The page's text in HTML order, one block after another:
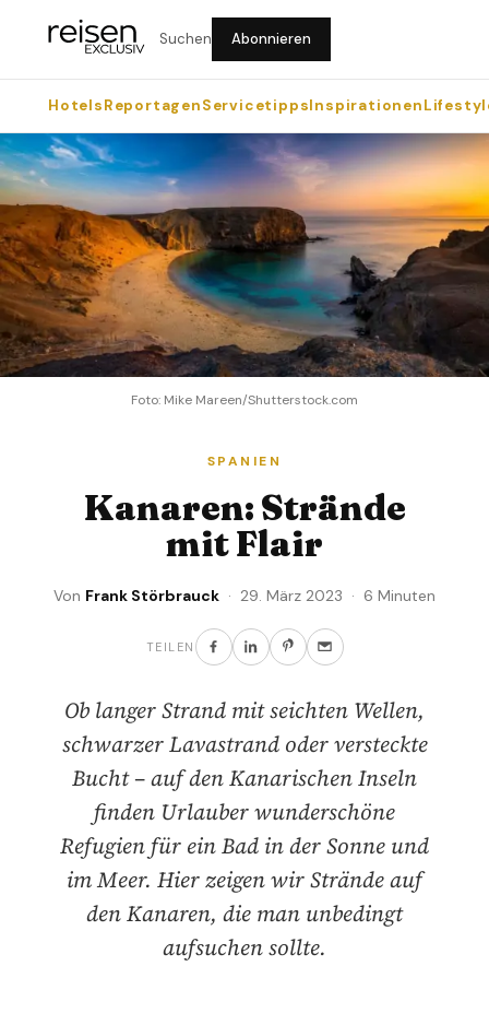
Suchen Abonnieren
HotelsReportagenServicetippsInspirationen
Foto: Mike Mareen/Shutterstock.com
SPANIEN
Kanaren: Strände
mit Flair
Von Frank Störbrauck · 29. März 2023 · 6 Minuten
TEILEN
Ob langer Strand mit seichten Wellen,
schwarzer Lavastrand oder versteckte
Bucht – auf den Kanarischen Inseln
finden Urlauber wunderschöne
Refugien für ein Bad in der Sonne und
im Meer. Hier zeigen wir Strände auf
den Kanaren, die man unbedingt
aufsuchen sollte.